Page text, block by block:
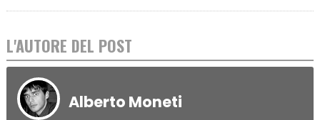
L'AUTORE DEL POST
Alberto Moneti